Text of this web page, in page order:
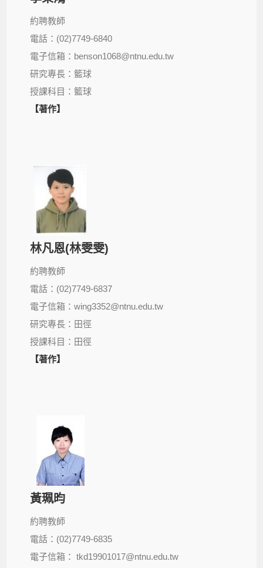
約聘教師
電話：(02)7749-6840
電子信箱：benson1068@ntnu.edu.tw
研究專長：籃球
授課科目：籃球
【著作】
林凡恩(林雯雯)
約聘教師
電話：(02)7749-6837
電子信箱：wing3352@ntnu.edu.tw
研究專長：田徑
授課科目：田徑
【著作】
黃珮昀
約聘教師
電話：(02)7749-6835
電子信箱： tkd19901017@ntnu.edu.tw